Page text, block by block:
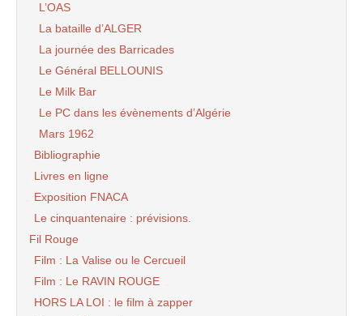
L’OAS
La bataille d’ALGER
La journée des Barricades
Le Général BELLOUNIS
Le Milk Bar
Le PC dans les évènements d’Algérie
Mars 1962
Bibliographie
Livres en ligne
Exposition FNACA
Le cinquantenaire : prévisions.
Fil Rouge
Film : La Valise ou le Cercueil
Film : Le RAVIN ROUGE
HORS LA LOI : le film à zapper